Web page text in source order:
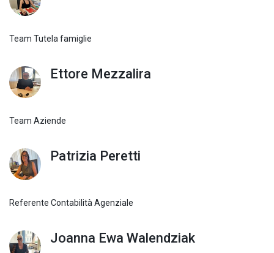
Team Tutela famiglie
Ettore Mezzalira
Team Aziende
Patrizia Peretti
Referente Contabilità Agenziale
Joanna Ewa Walendziak